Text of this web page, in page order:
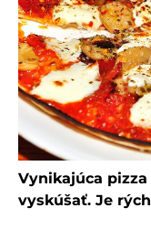
Vynikajúca
vyskúšať. Je